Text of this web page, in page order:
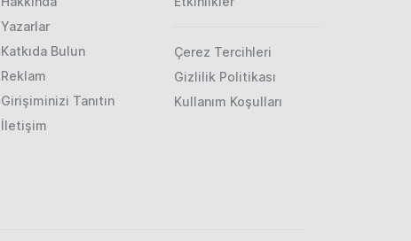
Yazarlar
Katkıda Bulun
Reklam
Girişiminizi Tanıtın
İletişim
Çerez Tercihleri
Gizlilik Politikası
Kullanım Koşulları